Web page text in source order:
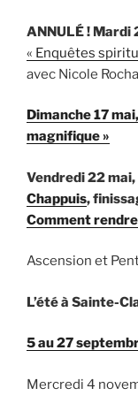
ANNULÉ !
« Enquêtes
avec Nicole
Dimanche 17
magnifique »
Vendredi 22
Chappuis,
Comment rendre
Ascension et
L’été à Sainte-
5 au 27
Mercredi 4